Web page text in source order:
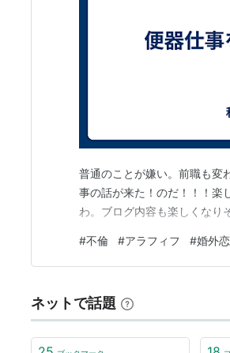
普通のことが嫌い。前職も変
事の話が来た！のだ！！！楽
わ。ブログ内容も楽しくな
#不倫 #アラフィフ #婚外
ネットで話題